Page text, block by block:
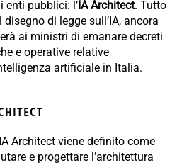
enti pubblici: l’IA Architect. Tutto
di legge sull’IA, ancora
ai ministri di emanare decreti
e operative relative
artificiale in Italia.
Architect viene definito come
e progettare l’architettura